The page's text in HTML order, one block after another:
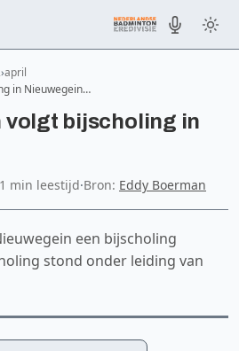
april
in Nieuwegein…
volgt bijscholing in
1 min leestijd·Bron: Eddy Boerman
een bijscholing
stond onder leiding van